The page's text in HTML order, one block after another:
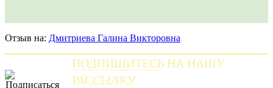
Отзыв на: Дмитриева Галина Викторовна
ПОДПИШИТЕСЬ НА НАШУ
РАССЫЛКУ